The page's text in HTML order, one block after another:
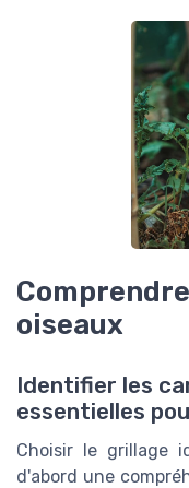
oiseaux
Identifier les
essentielles
Choisir le grillage
d'abord une